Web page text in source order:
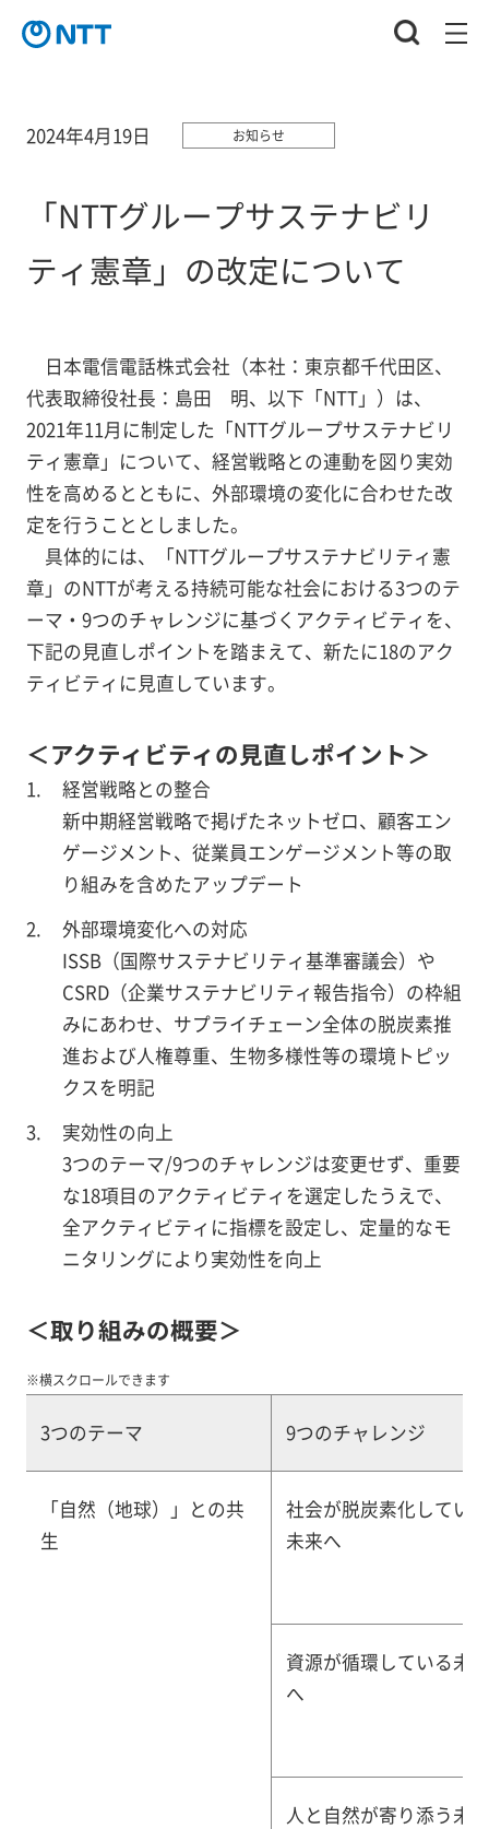
2024年4月19日 お知らせ
「NTTグループサステナビリ
ティ憲章」の改定について
日本電信電話株式会社（本社：東京都千代田区、
代表取締役社長：島田 明、以下「NTT」）は、
2021年11月に制定した「NTTグループサステナビリ
ティ憲章」について、経営戦略との連動を図り実効
性を高めるとともに、外部環境の変化に合わせた改
定を行うこととしました。
具体的には、「NTTグループサステナビリティ憲
章」のNTTが考える持続可能な社会における3つのテ
ーマ・9つのチャレンジに基づくアクティビティを、
下記の見直しポイントを踏まえて、新たに18のアク
ティビティに見直しています。
＜アクティビティの見直しポイント＞
経営戦略との整合
新中期経営戦略で掲げたネットゼロ、顧客エン
ゲージメント、従業員エンゲージメント等の取
り組みを含めたアップデート
外部環境変化への対応
ISSB（国際サステナビリティ基準審議会）や
CSRD（企業サステナビリティ報告指令）の枠組
みにあわせ、サプライチェーン全体の脱炭素推
進および人権尊重、生物多様性等の環境トピッ
クスを明記
実効性の向上
3つのテーマ/9つのチャレンジは変更せず、重要
な18項目のアクティビティを選定したうえで、
全アクティビティに指標を設定し、定量的なモ
ニタリングにより実効性を向上
＜取り組みの概要＞
※横スクロールできます
3つのテーマ 9つのチャレンジ
「自然（地球）」との共
生
社会が脱炭素化してい
未来へ
資源が循環している未
へ
人と自然が寄り添う未